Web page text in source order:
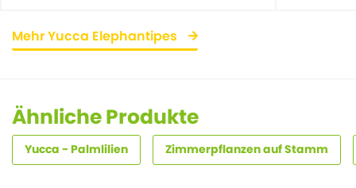
Mehr Yucca Elephantipes
Ähnliche Produkte
Yucca - Palmlilien Zimmerpflanzen auf Stamm